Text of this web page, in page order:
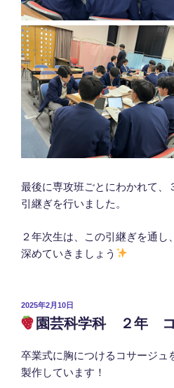
最後に専攻班ごとにわかれて、
引継ぎを行いました。
２年次生は、この引継ぎを通し
深めていきましょう
投
稿
日:
2025年2月10日
園芸科学科 ２年
卒業式に胸につけるコサージュ
製作しています！